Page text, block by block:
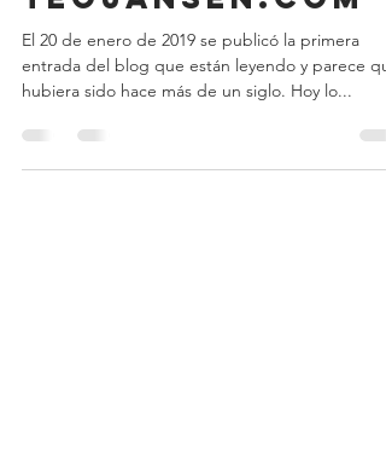
cuatro años de
teojansen.com
entrada del blog que están leyendo y parece
hubiera sido hace más de un siglo. Hoy lo...